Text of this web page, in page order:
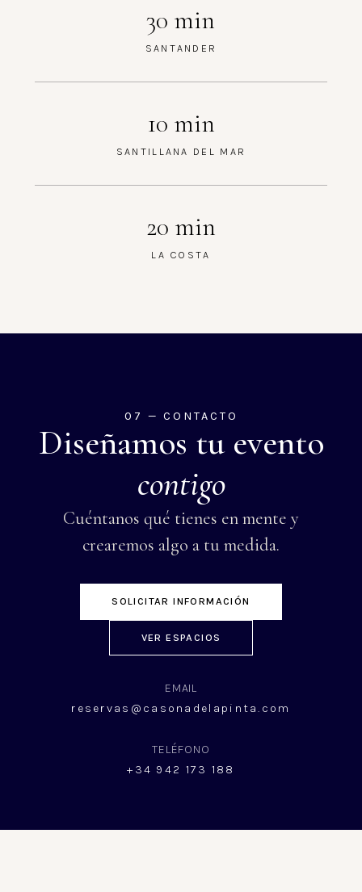
30 min
SANTANDER
10 min
SANTILLANA DEL MAR
20 min
LA COSTA
07 — CONTACTO
Diseñamos tu evento
contigo
Cuéntanos qué tienes en mente y
crearemos algo a tu medida.
SOLICITAR INFORMACIÓN
VER ESPACIOS
EMAIL
reservas@casonadelapinta.com
TELÉFONO
+34 942 173 188